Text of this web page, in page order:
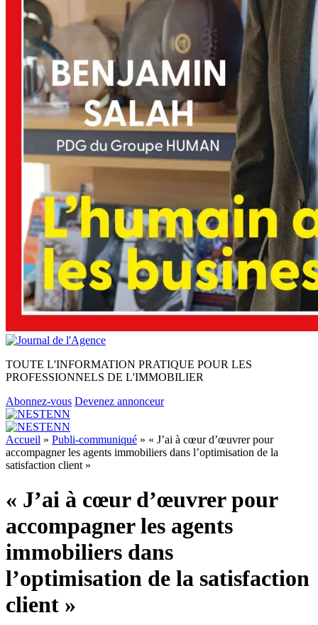
TOUTE L'INFORMATION PRATIQUE POUR LES
PROFESSIONNELS DE L'IMMOBILIER
Abonnez-vous Devenez annonceur
Accueil » Publi-communiqué » « J’ai à cœur d’œuvrer pour
accompagner les agents immobiliers dans l’optimisation de la
satisfaction client »
« J’ai à cœur d’œuvrer pour
accompagner les agents
immobiliers dans
l’optimisation de la satisfaction
client »